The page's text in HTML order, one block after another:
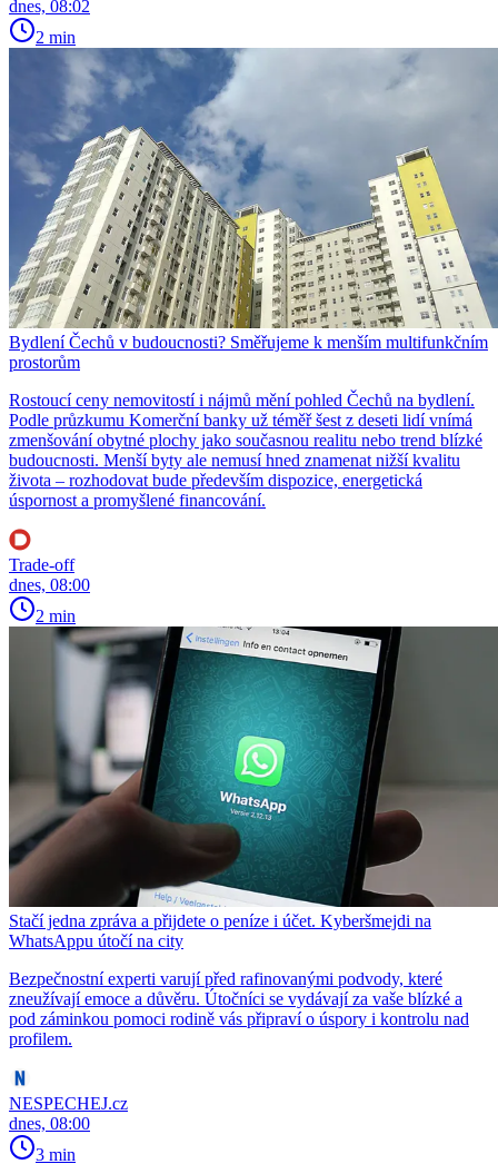
dnes, 08:02
2 min
Bydlení Čechů v budoucnosti? Směřujeme k menším multifunkčním
prostorům
Rostoucí ceny nemovitostí i nájmů mění pohled Čechů na bydlení.
Podle průzkumu Komerční banky už téměř šest z deseti lidí vnímá
zmenšování obytné plochy jako současnou realitu nebo trend blízké
budoucnosti. Menší byty ale nemusí hned znamenat nižší kvalitu
života – rozhodovat bude především dispozice, energetická
úspornost a promyšlené financování.
Trade-off
dnes, 08:00
2 min
Stačí jedna zpráva a přijdete o peníze i účet. Kyberšmejdi na
WhatsAppu útočí na city
Bezpečnostní experti varují před rafinovanými podvody, které
zneužívají emoce a důvěru. Útočníci se vydávají za vaše blízké a
pod záminkou pomoci rodině vás připraví o úspory i kontrolu nad
profilem.
NESPECHEJ.cz
dnes, 08:00
3 min